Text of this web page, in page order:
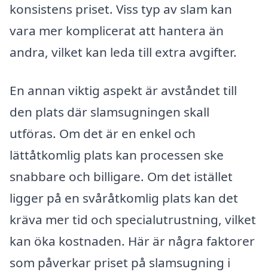
konsistens priset. Viss typ av slam kan
vara mer komplicerat att hantera än
andra, vilket kan leda till extra avgifter.
En annan viktig aspekt är avståndet till
den plats där slamsugningen skall
utföras. Om det är en enkel och
lättåtkomlig plats kan processen ske
snabbare och billigare. Om det istället
ligger på en svåråtkomlig plats kan det
kräva mer tid och specialutrustning, vilket
kan öka kostnaden. Här är några faktorer
som påverkar priset på slamsugning i